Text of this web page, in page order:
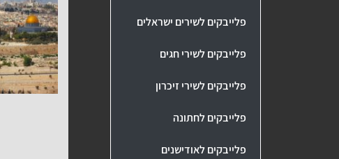
פלייבקים לשירים ישראלים
פלייבקים לשירי חגים
פלייבקים לשירי זיכרון
פלייבקים לחתונה
פלייבקים לאודישנים